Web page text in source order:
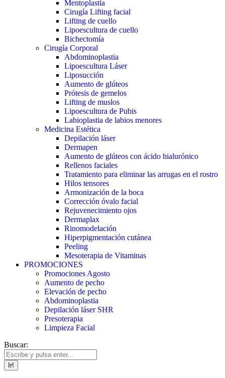
Mentoplastia
Cirugía Lifting facial
Lifting de cuello
Lipoescultura de cuello
Bichectomía
Cirugía Corporal
Abdominoplastia
Lipoescultura Láser
Liposucción
Aumento de glúteos
Prótesis de gemelos
Lifting de muslos
Lipoescultura de Pubis
Labioplastia de labios menores
Medicina Estética
Depilación láser
Dermapen
Aumento de glúteos con ácido hialurónico
Rellenos faciales
Tratamiento para eliminar las arrugas en el rostro
Hilos tensores
Armonización de la boca
Corrección óvalo facial
Rejuvenecimiento ojos
Dermaplax
Rinomodelación
Hiperpigmentación cutánea
Peeling
Mesoterapia de Vitaminas
PROMOCIONES
Promociones Agosto
Aumento de pecho
Elevación de pecho
Abdominoplastia
Depilación láser SHR
Presoterapia
Limpieza Facial
Buscar: